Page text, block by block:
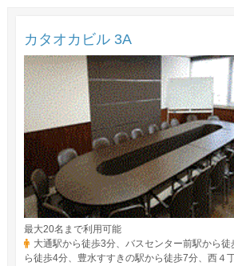
カタオカビル 3A
最大20名まで利用可能
大通駅から徒歩3分、バスセンター前駅から
ら徒歩4分、豊水すすきの駅から徒歩7分、西４